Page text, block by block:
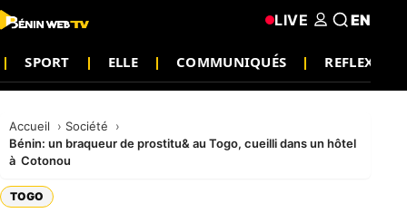
SPORT ELLE COMMUNIQUÉS REFLEXION
LIVE EN
Accueil
Société
Bénin: un braqueur de prostitu& au Togo, cueilli dans un hôtel
à Cotonou
TOGO